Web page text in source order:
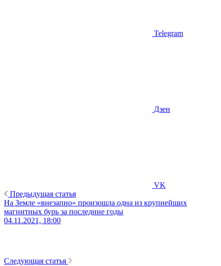
Telegram
Дзен
VK
Предыдущая статья
На Земле «внезапно» произошла одна из крупнейших
магнитных бурь за последние годы
04.11.2021, 18:00
Следующая статья